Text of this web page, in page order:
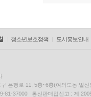
청소년보호정책 도서홍보안내
은행로 11, 5층~6층(여의도동,일신
81-37000 통신판매업신고 : 제